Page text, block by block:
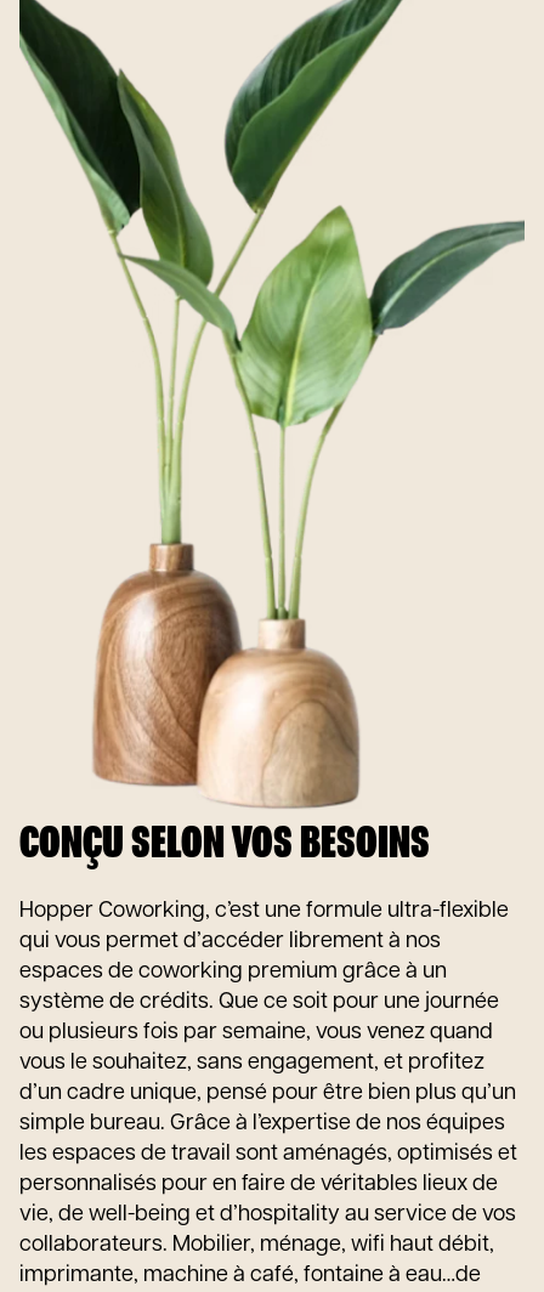
CONÇU SELON VOS BESOINS
Hopper Coworking, c’est une formule ultra-flexible
qui vous permet d’accéder librement à nos
espaces de coworking premium grâce à un
système de crédits. Que ce soit pour une journée
ou plusieurs fois par semaine, vous venez quand
vous le souhaitez, sans engagement, et profitez
d’un cadre unique, pensé pour être bien plus qu’un
simple bureau. Grâce à l’expertise de nos équipes
les espaces de travail sont aménagés, optimisés et
personnalisés pour en faire de véritables lieux de
vie, de well-being et d’hospitality au service de vos
collaborateurs. Mobilier, ménage, wifi haut débit,
imprimante, machine à café, fontaine à eau…de